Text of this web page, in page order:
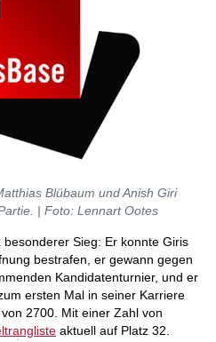
Blübaum und Anish Giri
| Foto: Lennart Ootes
Sieg: Er konnte Giris
bestrafen, er gewann gegen
Kandidatenturnier, und er
ersten Mal in seiner Karriere
2700. Mit einer Zahl von
aktuell auf Platz 32.